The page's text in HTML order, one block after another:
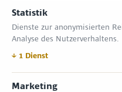
Statistik
Dienste zur anonymisierten
Analyse des Nutzerverhaltens.
↓ 1 Dienst
Marketing